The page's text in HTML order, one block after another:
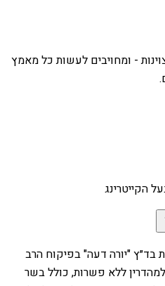
- ומחויבים לעשות כל מאמץ
הקייטרינג
בד״ץ "יורה דעה" בפיקוח הרב
ללא פשרות, כולל בשר